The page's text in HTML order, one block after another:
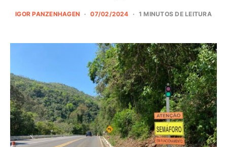
IGOR PANZENHAGEN 07/02/2024 1 MINUTOS DE LEITURA